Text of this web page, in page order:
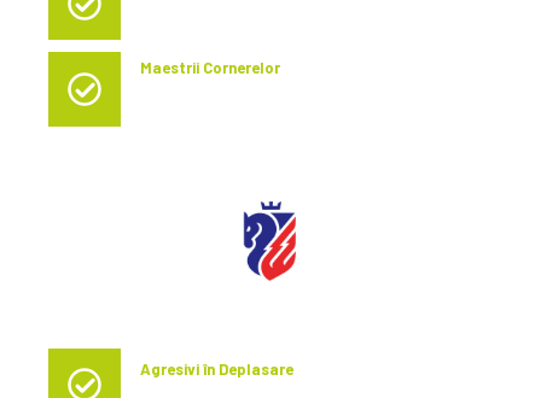
Maestrii Cornerelor
Agresivi în Deplasare